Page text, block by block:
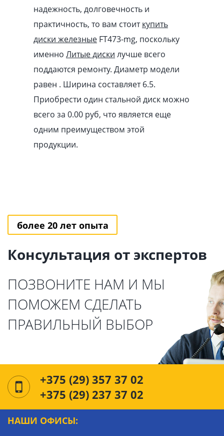
надежность, долговечность и
практичность, то вам стоиткупить
диски железные FT473-mg, поскольку
именно Литые диски лучше всего
поддаются ремонту. Диаметр модели
равен . Ширина составляет 6.5.
Приобрести один стальной диск можно
всего за 0.00 pуб, что является еще
одним преимуществом этой
продукции.
более 20 лет опыта
Консультация от экспертов
ПОЗВОНИТЕ НАМ И МЫ
ПОМОЖЕМ СДЕЛАТЬ
ПРАВИЛЬНЫЙ ВЫБОР
+375 (29) 357 37 02
+375 (29) 237 37 02
НАШИ ОФИСЫ: